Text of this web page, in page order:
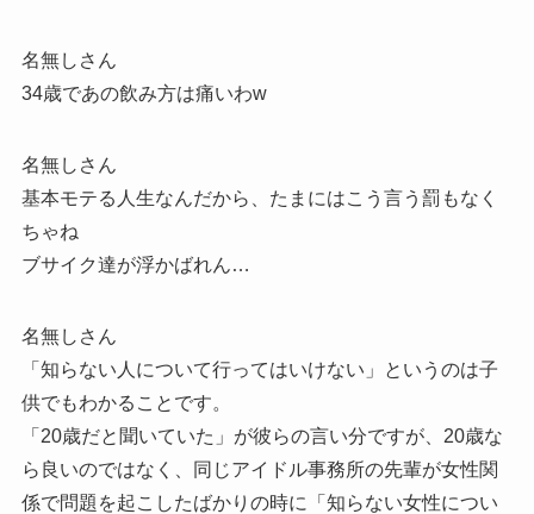
名無しさん
34歳であの飲み方は痛いわw
名無しさん
基本モテる人生なんだから、たまにはこう言う罰もなく
ちゃね
ブサイク達が浮かばれん…
名無しさん
「知らない人について行ってはいけない」というのは子
供でもわかることです。
「20歳だと聞いていた」が彼らの言い分ですが、20歳な
ら良いのではなく、同じアイドル事務所の先輩が女性関
係で問題を起こしたばかりの時に「知らない女性につい